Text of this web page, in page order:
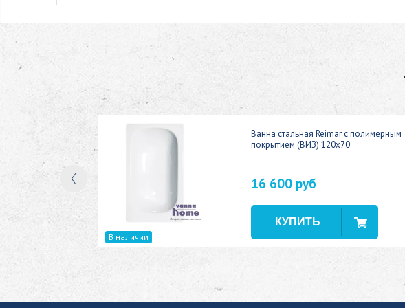
150x70
В наличии
Ванна стальная Reimar с полимерным
покрытием (ВИЗ) 120x70
16 600 руб